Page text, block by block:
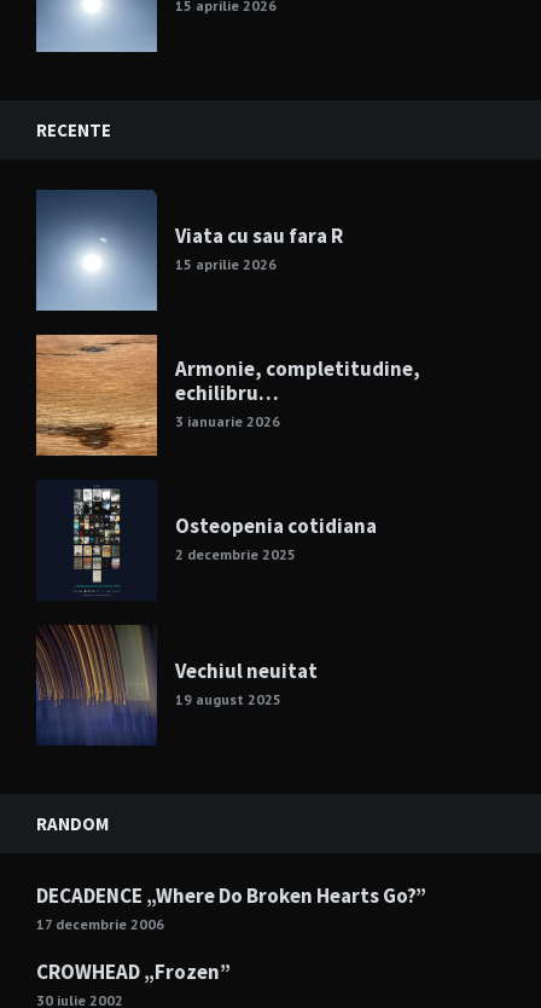
15 aprilie 2026
RECENTE
Viata cu sau fara R
15 aprilie 2026
Armonie, completitudine,
echilibru…
3 ianuarie 2026
Osteopenia cotidiana
2 decembrie 2025
Vechiul neuitat
19 august 2025
RANDOM
DECADENCE „Where Do Broken Hearts Go?”
17 decembrie 2006
CROWHEAD „Frozen”
30 iulie 2002